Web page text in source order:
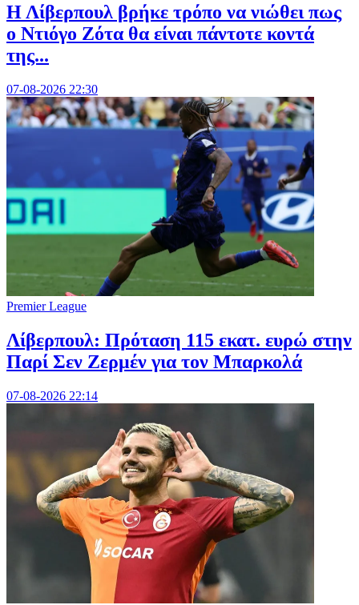
Η Λίβερπουλ βρήκε τρόπο να νιώθει πως
ο Ντιόγο Ζότα θα είναι πάντοτε κοντά
της...
07-08-2026 22:30
Premier League
Λίβερπουλ: Πρόταση 115 εκατ. ευρώ στην
Παρί Σεν Ζερμέν για τον Μπαρκολά
07-08-2026 22:14